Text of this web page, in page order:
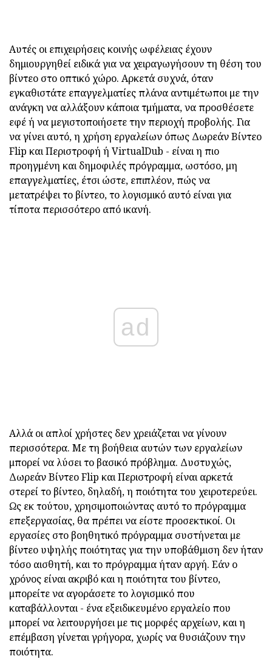
Αυτές οι επιχειρήσεις κοινής ωφέλειας έχουν
δημιουργηθεί ειδικά για να χειραγωγήσουν τη θέση του
βίντεο στο οπτικό χώρο. Αρκετά συχνά, όταν
εγκαθιστάτε επαγγελματίες πλάνα αντιμέτωποι με την
ανάγκη να αλλάξουν κάποια τμήματα, να προσθέσετε
εφέ ή να μεγιστοποιήσετε την περιοχή προβολής. Για
να γίνει αυτό, η χρήση εργαλείων όπως Δωρεάν Βίντεο
Flip και Περιστροφή ή VirtualDub - είναι η πιο
προηγμένη και δημοφιλές πρόγραμμα, ωστόσο, μη
επαγγελματίες, έτσι ώστε, επιπλέον, πώς να
μετατρέψει το βίντεο, το λογισμικό αυτό είναι για
τίποτα περισσότερο από ικανή.
ad
Αλλά οι απλοί χρήστες δεν χρειάζεται να γίνουν
περισσότερα. Με τη βοήθεια αυτών των εργαλείων
μπορεί να λύσει το βασικό πρόβλημα. Δυστυχώς,
Δωρεάν Βίντεο Flip και Περιστροφή είναι αρκετά
στερεί το βίντεο, δηλαδή, η ποιότητα του χειροτερεύει.
Ως εκ τούτου, χρησιμοποιώντας αυτό το πρόγραμμα
επεξεργασίας, θα πρέπει να είστε προσεκτικοί. Οι
εργασίες στο βοηθητικό πρόγραμμα συστήνεται με
βίντεο υψηλής ποιότητας για την υποβάθμιση δεν ήταν
τόσο αισθητή, και το πρόγραμμα ήταν αργή. Εάν ο
χρόνος είναι ακριβό και η ποιότητα του βίντεο,
μπορείτε να αγοράσετε το λογισμικό που
καταβάλλονται - ένα εξειδικευμένο εργαλείο που
μπορεί να λειτουργήσει με τις μορφές αρχείων, και η
επέμβαση γίνεται γρήγορα, χωρίς να θυσιάζουν την
ποιότητα.